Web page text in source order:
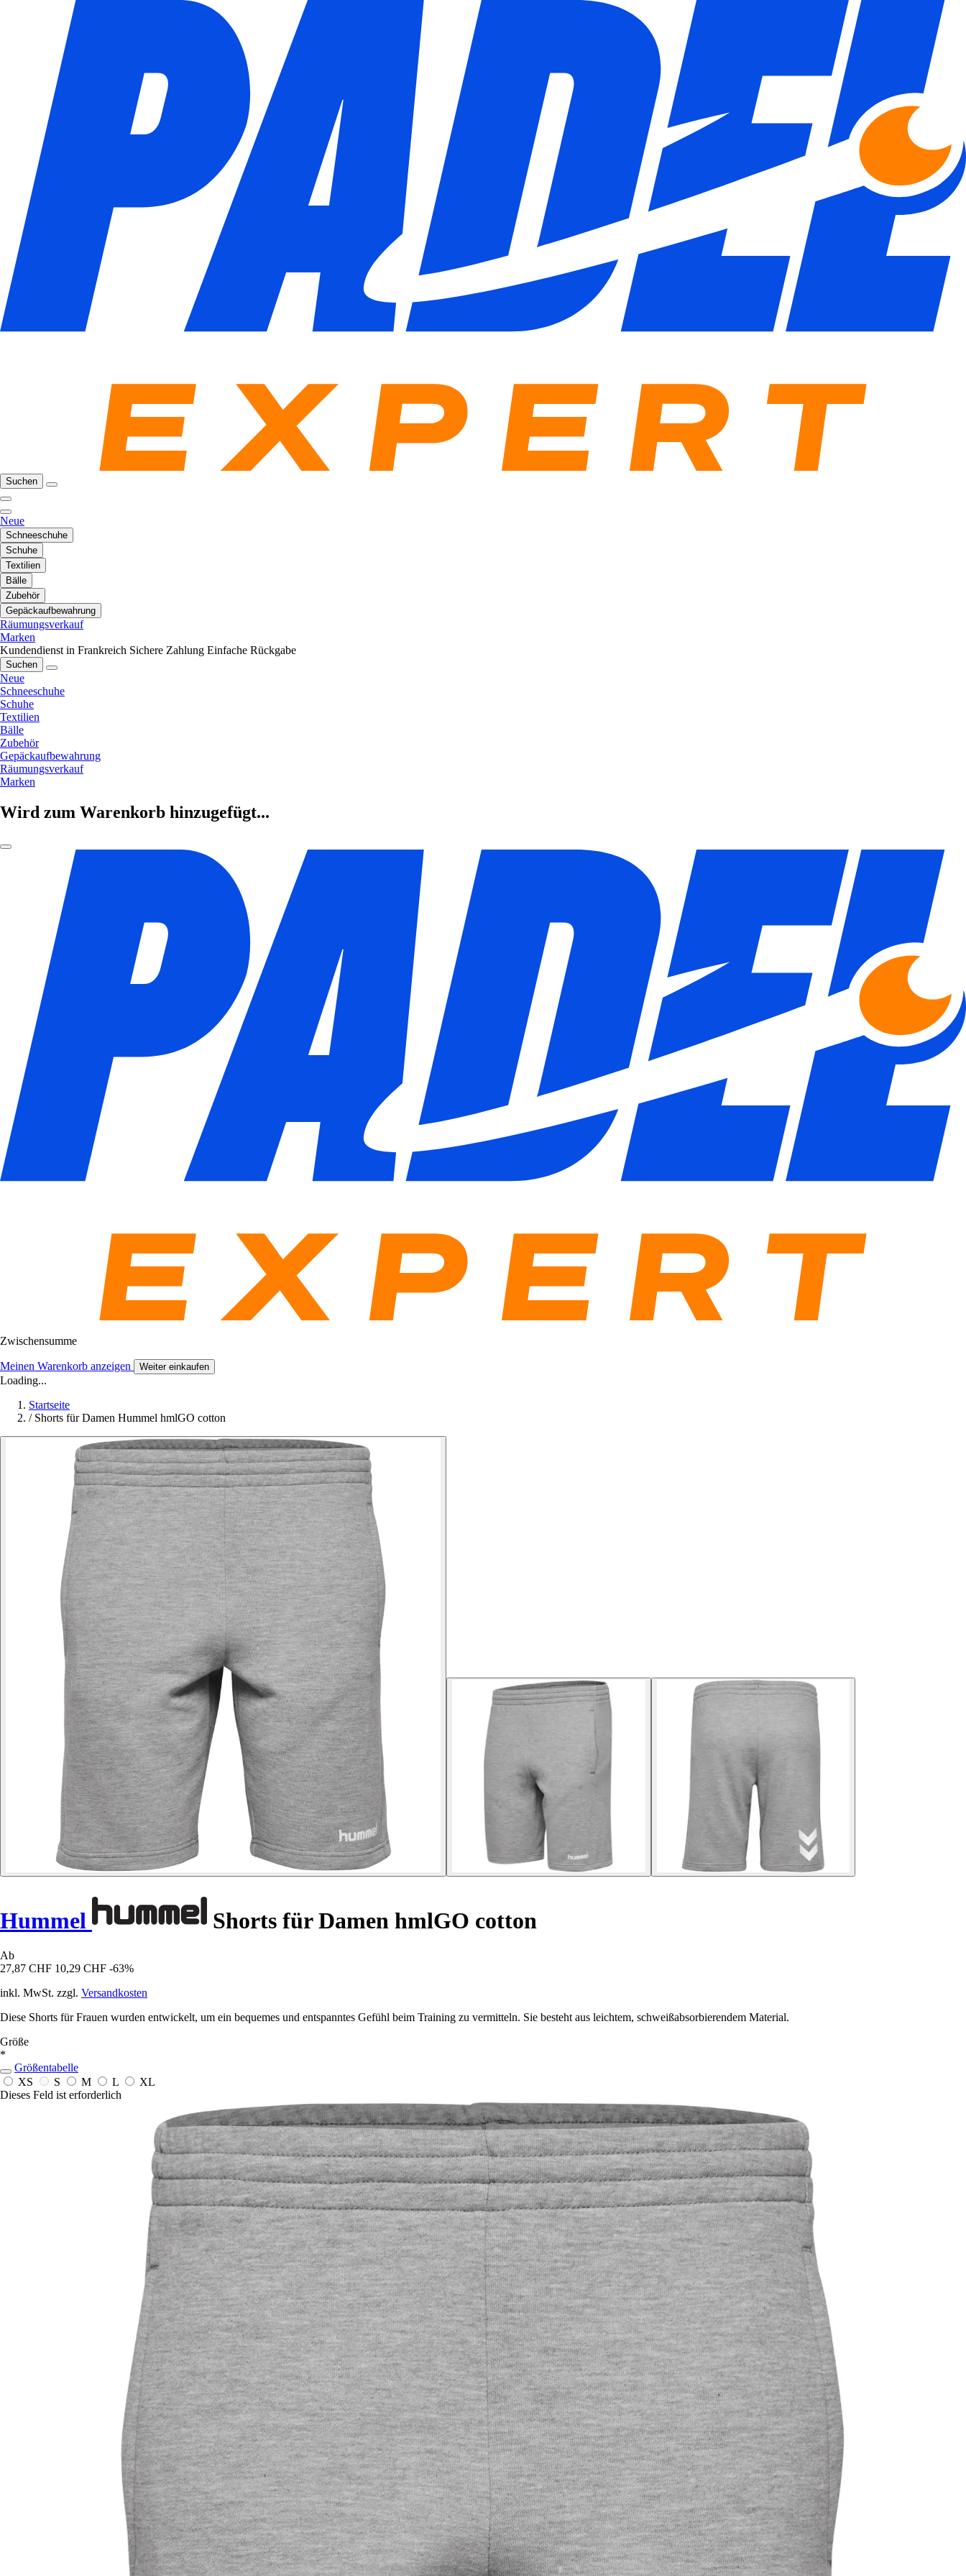
Suchen
Neue
Schneeschuhe
Schuhe
Textilien
Bälle
Zubehör
Gepäckaufbewahrung
Räumungsverkauf
Marken
Kundendienst in Frankreich Sichere Zahlung Einfache Rückgabe
Suchen
Neue
Schneeschuhe
Schuhe
Textilien
Bälle
Zubehör
Gepäckaufbewahrung
Räumungsverkauf
Marken
Wird zum Warenkorb hinzugefügt...
Zwischensumme
Meinen Warenkorb anzeigen Weiter einkaufen
Loading...
Startseite
/ Shorts für Damen Hummel hmlGO cotton
Hummel Shorts für Damen hmlGO cotton
Ab
27,87 CHF 10,29 CHF -63%
inkl. MwSt. zzgl. Versandkosten
Diese Shorts für Frauen wurden entwickelt, um ein bequemes und entspanntes Gefühl beim Training zu vermitteln. Sie besteht aus leichtem, schweißabsorbierendem Material.
Größe
*
Größentabelle
XS
S M L
XL
Dieses Feld ist erforderlich